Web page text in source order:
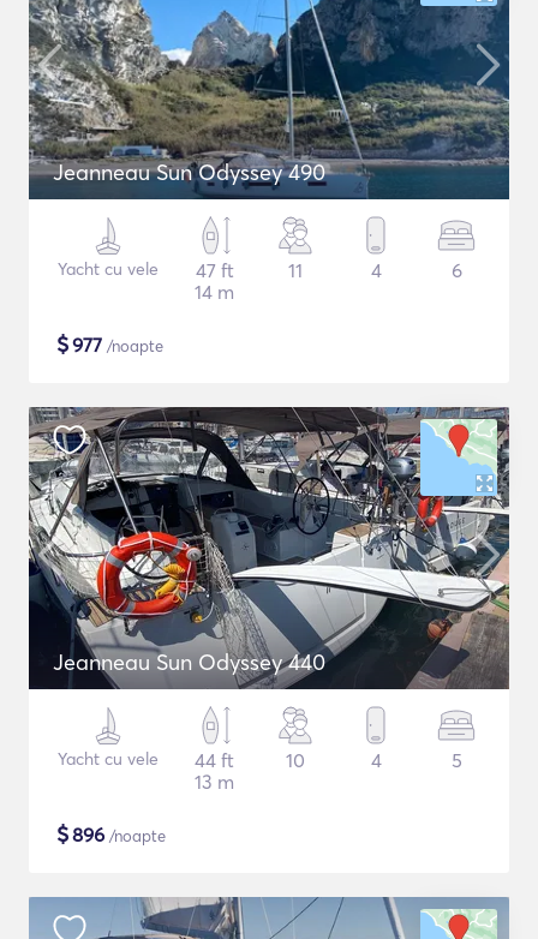
Jeanneau Sun Odyssey 490
Yacht cu vele
47 ft
14 m
11 4 6
$977 /noapte
Jeanneau Sun Odyssey 440
Yacht cu vele
44 ft
13 m
10 4 5
$896 /noapte